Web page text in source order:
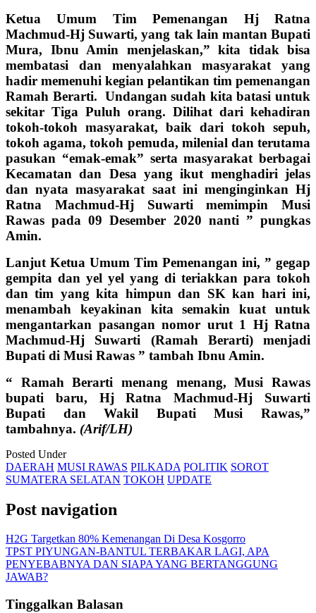
Ketua Umum Tim Pemenangan Hj Ratna
Machmud-Hj Suwarti, yang tak lain mantan Bupati
Mura, Ibnu Amin menjelaskan,” kita tidak bisa
membatasi dan menyalahkan masyarakat yang
hadir memenuhi kegian pelantikan tim pemenangan
Ramah Berarti. Undangan sudah kita batasi untuk
sekitar Tiga Puluh orang. Dilihat dari kehadiran
tokoh-tokoh masyarakat, baik dari tokoh sepuh,
tokoh agama, tokoh pemuda, milenial dan terutama
pasukan “emak-emak” serta masyarakat berbagai
Kecamatan dan Desa yang ikut menghadiri jelas
dan nyata masyarakat saat ini menginginkan Hj
Ratna Machmud-Hj Suwarti memimpin Musi
Rawas pada 09 Desember 2020 nanti ” pungkas
Amin.
Lanjut Ketua Umum Tim Pemenangan ini, ” gegap
gempita dan yel yel yang di teriakkan para tokoh
dan tim yang kita himpun dan SK kan hari ini,
menambah keyakinan kita semakin kuat untuk
mengantarkan pasangan nomor urut 1 Hj Ratna
Machmud-Hj Suwarti (Ramah Berarti) menjadi
Bupati di Musi Rawas ” tambah Ibnu Amin.
“ Ramah Berarti menang menang, Musi Rawas
bupati baru, Hj Ratna Machmud-Hj Suwarti
Bupati dan Wakil Bupati Musi Rawas,”
tambahnya. (Arif/LH)
Posted Under
DAERAH MUSI RAWAS PILKADA POLITIK SOROT
SUMATERA SELATAN TOKOH UPDATE
Post navigation
H2G Targetkan 80% Kemenangan Di Desa Kosgorro
TPST PIYUNGAN-BANTUL TERBAKAR LAGI, APA
PENYEBABNYA DAN SIAPA YANG BERTANGGUNG
JAWAB?
Tinggalkan Balasan